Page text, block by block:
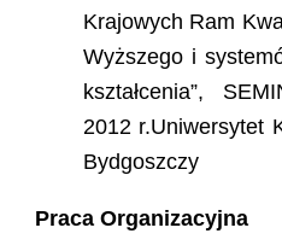
Krajowych Ram
Wyższego i
kształcenia”,
2012 r.Uniwersytet
Bydgoszczy
Praca Organizacyjna